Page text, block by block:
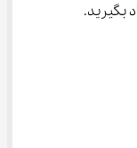
بگیرید.